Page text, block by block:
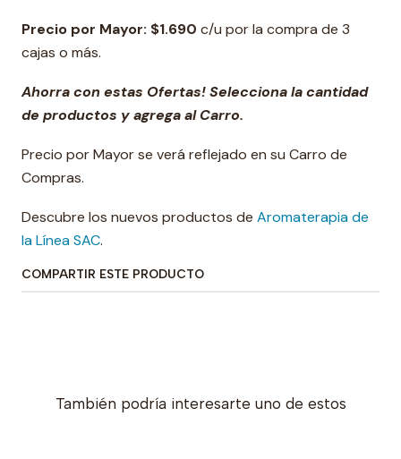
Precio por Mayor: $1.690 c/u por la compra de 3
cajas o más.
Ahorra con estas Ofertas! Selecciona la cantidad
de productos y agrega al Carro.
Precio por Mayor se verá reflejado en su Carro de
Compras.
Descubre los nuevos productos de Aromaterapia de
la Línea SAC.
COMPARTIR ESTE PRODUCTO
También podría interesarte uno de estos